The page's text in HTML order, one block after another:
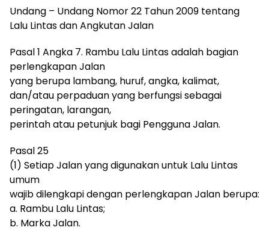
Undang – Undang Nomor 22 Tahun 2009 tentang
Lalu Lintas dan Angkutan Jalan
Pasal 1 Angka 7. Rambu Lalu Lintas adalah bagian
perlengkapan Jalan
yang berupa lambang, huruf, angka, kalimat,
dan/atau perpaduan yang berfungsi sebagai
peringatan, larangan,
perintah atau petunjuk bagi Pengguna Jalan.
Pasal 25
(1) Setiap Jalan yang digunakan untuk Lalu Lintas
umum
wajib dilengkapi dengan perlengkapan Jalan berupa:
a. Rambu Lalu Lintas;
b. Marka Jalan.